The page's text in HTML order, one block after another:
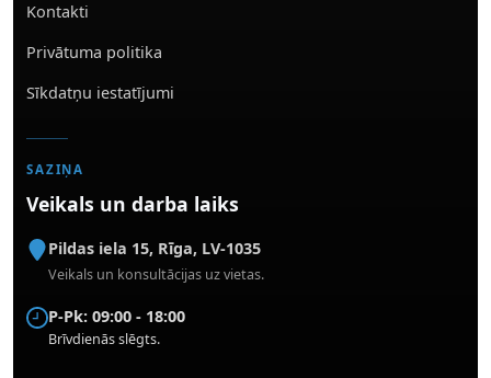
Kontakti
Privātuma politika
Sīkdatņu iestatījumi
SAZIŅA
Veikals un darba laiks
Pildas iela 15, Rīga, LV-1035
Veikals un konsultācijas uz vietas.
P-Pk: 09:00 - 18:00
Brīvdienās slēgts.